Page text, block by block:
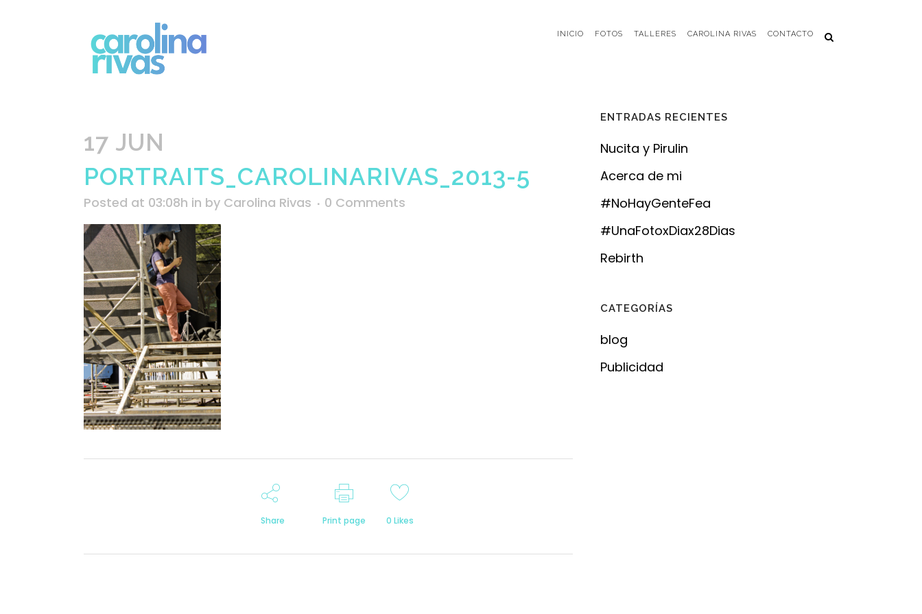
INICIO FOTOS TALLERES CAROLINA RIVAS CONTACTO
17 JUN
PORTRAITS_CAROLINARIVAS_2013-5
Posted at 03:08h in by Carolina Rivas 0 Comments
Share Print page 0 Likes
ENTRADAS RECIENTES
Nucita y Pirulin
Acerca de mi
#NoHayGenteFea
#UnaFotoxDiax28Dias
Rebirth
CATEGORÍAS
blog
Publicidad